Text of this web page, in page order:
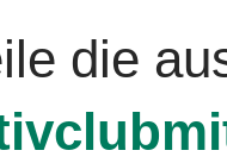
die